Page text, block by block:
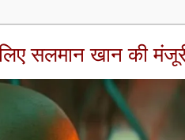
सलमान खान की